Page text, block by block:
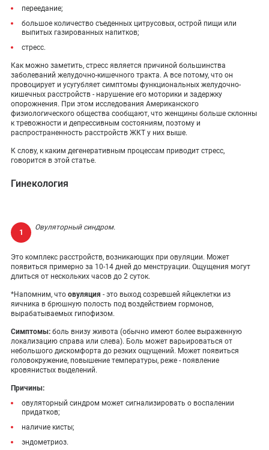
переедание;
большое количество съеденных цитрусовых, острой пищи или
выпитых газированных напитков;
стресс.
Как можно заметить, стресс является причиной большинства
заболеваний желудочно-кишечного тракта. А все потому, что он
провоцирует и усугубляет симптомы функциональных желудочно-
кишечных расстройств - нарушение его моторики и задержку
опорожнения. При этом исследования Американского
физиологического общества сообщают, что женщины больше склонны
к тревожности и депрессивным состояниям, поэтому и
распространенность расстройств ЖКТ у них выше.
К слову, к каким дегенеративным процессам приводит стресс,
говорится в этой статье.
Гинекология
Овуляторный синдром.
Это комплекс расстройств, возникающих при овуляции. Может
появиться примерно за 10-14 дней до менструации. Ощущения могут
длиться от нескольких часов до 2 суток.
*Напомним, что овуляция - это выход созревшей яйцеклетки из
яичника в брюшную полость под воздействием гормонов,
вырабатываемых гипофизом.
Симптомы: боль внизу живота (обычно имеют более выраженную
локализацию справа или слева). Боль может варьироваться от
небольшого дискомфорта до резких ощущений. Может появиться
головокружение, повышение температуры, реже - появление
кровянистых выделений.
Причины:
овуляторный синдром может сигнализировать о воспалении
придатков;
наличие кисты;
эндометриоз.